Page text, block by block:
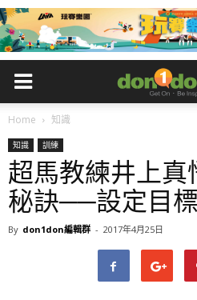
Home 知識
知識 訓練
超馬教練井上真
秘訣──設定目標
By don1don編輯群 - 2017年4月25日